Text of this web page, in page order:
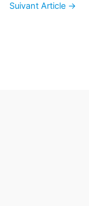
Suivant Article →